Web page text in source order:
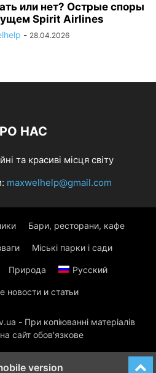
или нет? Острые споры
Spirit Airlines
- 28.04.2026
НАС
та красиві місця світу
maxwelhelp@gmail.com
Бари, ресторани, кафе
Міські парки і сади
Природа Русский
новости и статьи
- При копіюванні матеріалів
сайт обов'язкове
version